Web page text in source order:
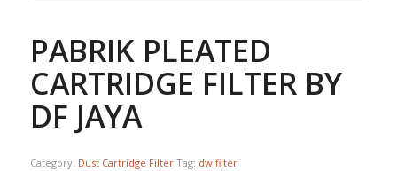
PABRIK PLEATED
CARTRIDGE FILTER BY
DF JAYA
Category: Dust Cartridge Filter Tag: dwifilter